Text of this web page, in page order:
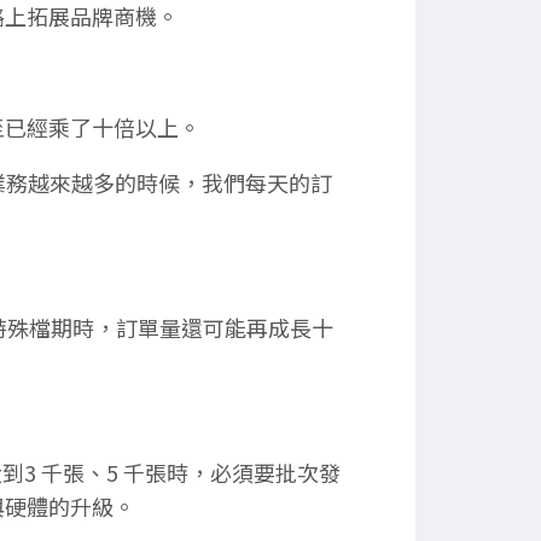
拓展品牌商機。
經乘了十倍以上。
越來越多的時候，我們每天的訂
檔期時，訂單量還可能再成長十
3 千張、5 千張時，必須要批次發
體的升級。